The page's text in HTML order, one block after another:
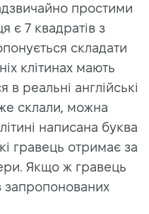
простими
є 7 квадратів з
складати
клітинах мають
в реальні англійські
склали, можна
написана буква
гравець отримає за
Якщо ж гравець
запропонованих